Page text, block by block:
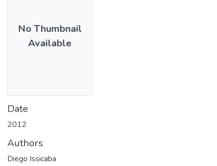
No Thumbnail
Available
Date
2012
Authors
Diego Issicaba